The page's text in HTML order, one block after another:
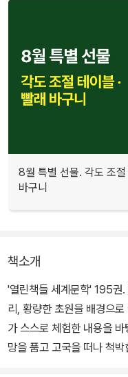
8월 특별 선물. 각도 조절
바구니
책소개
'열린책들 세계문학' 195권
리, 황량한 초원을 배경으
가 스스로 체험한 내용을
망을 품고 고국을 떠나 척